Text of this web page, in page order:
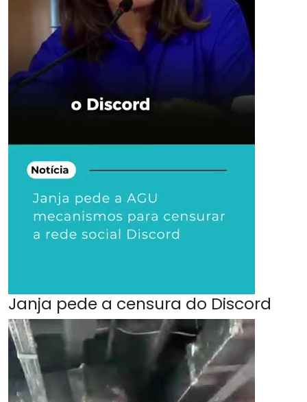
Janja pede a censura do Discord